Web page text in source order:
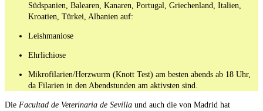
Südspanien, Balearen, Kanaren, Portugal, Griechenland, Italien,
Kroatien, Türkei, Albanien auf:
Leishmaniose
Ehrlichiose
Mikrofilarien/Herzwurm (Knott Test) am besten abends ab 18 Uhr,
da Filarien in den Abendstunden am aktivsten sind.
Die Facultad de Veterinaria de Sevilla und auch die von Madrid hat